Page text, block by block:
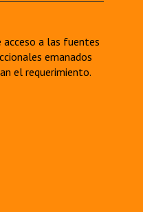
acceso a las fuentes
emanados
el requerimiento.